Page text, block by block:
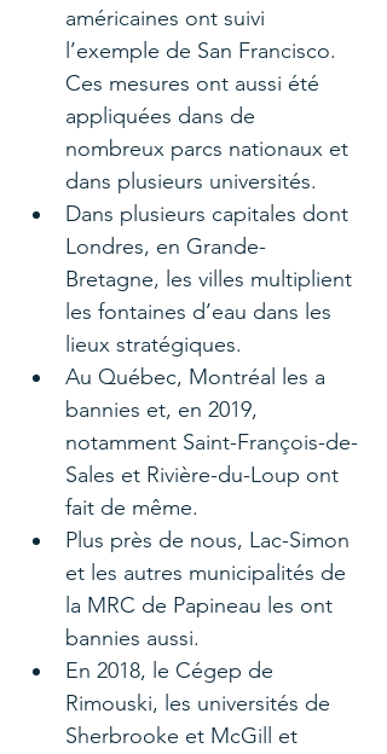
américaines ont suivi
l’exemple de San Francisco.
Ces mesures ont aussi été
appliquées dans de
nombreux parcs nationaux et
dans plusieurs universités.
Dans plusieurs capitales dont
Londres, en Grande-
Bretagne, les villes multiplient
les fontaines d’eau dans les
lieux stratégiques.
Au Québec, Montréal les a
bannies et, en 2019,
notamment Saint-François-de-
Sales et Rivière-du-Loup ont
fait de même.
Plus près de nous, Lac-Simon
et les autres municipalités de
la MRC de Papineau les ont
bannies aussi.
En 2018, le Cégep de
Rimouski, les universités de
Sherbrooke et McGill et